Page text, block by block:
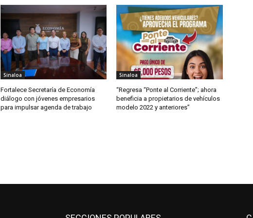
Sinaloa
Fortalece Secretaría de Economía
diálogo con jóvenes empresarios
para impulsar agenda de trabajo
Sinaloa
“Regresa “Ponte al Corriente”; ahora
beneficia a propietarios de vehículos
modelo 2022 y anteriores”